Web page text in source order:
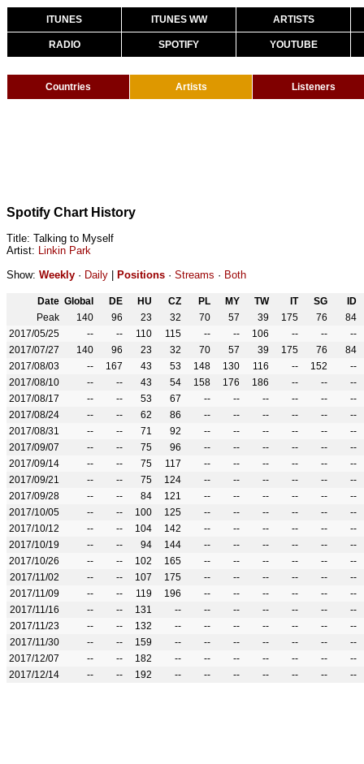
ITUNES ITUNES WW ARTISTS
RADIO SPOTIFY YOUTUBE
Countries Artists Listeners
Spotify Chart History
Title: Talking to Myself
Artist: Linkin Park
Show: Weekly · Daily Positions · Streams · Both
Date Global DE HU CZ PL MY TW IT SG
ID
Peak
140 96 23 32 70 57 39 175 76
84
2017/05/25
-- -- 110 115 -- -- 106 -- --
--
2017/07/27
140 96 23 32 70 57 39 175 76
84
2017/08/03
-- 167 43 53 148 130 116 -- 152
--
2017/08/10
-- -- 43 54 158 176 186 -- --
--
2017/08/17
-- -- 53 67 -- -- -- -- --
--
2017/08/24
-- -- 62 86 -- -- -- -- --
--
2017/08/31
-- -- 71 92 -- -- -- -- --
--
2017/09/07
-- -- 75 96 -- -- -- -- --
--
2017/09/14
-- -- 75 117 -- -- -- -- --
--
2017/09/21
-- -- 75 124 -- -- -- -- --
--
2017/09/28
-- -- 84 121 -- -- -- -- --
--
2017/10/05
-- -- 100 125 -- -- -- -- --
--
2017/10/12
-- -- 104 142 -- -- -- -- --
--
2017/10/19
-- -- 94 144 -- -- -- -- --
--
2017/10/26
-- -- 102 165 -- -- -- -- --
--
2017/11/02
-- -- 107 175 -- -- -- -- --
--
2017/11/09
-- -- 119 196 -- -- -- -- --
--
2017/11/16
-- -- 131 -- -- -- -- -- --
--
2017/11/23
-- -- 132 -- -- -- -- -- --
--
2017/11/30
-- -- 159 -- -- -- -- -- --
--
2017/12/07
-- -- 182 -- -- -- -- -- --
--
2017/12/14
-- -- 192 -- -- -- -- -- -- --